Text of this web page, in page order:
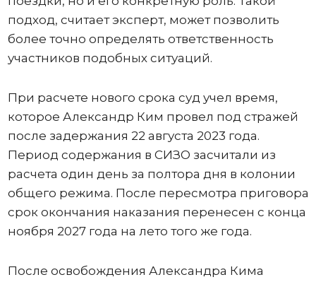
подход, считает эксперт, может позволить
более точно определять ответственность
участников подобных ситуаций.
При расчете нового срока суд учел время,
которое Александр Ким провел под стражей
после задержания 22 августа 2023 года.
Период содержания в СИЗО засчитали из
расчета один день за полтора дня в колонии
общего режима. После пересмотра приговора
срок окончания наказания перенесен с конца
ноября 2027 года на лето того же года.
После освобождения Александра Кима